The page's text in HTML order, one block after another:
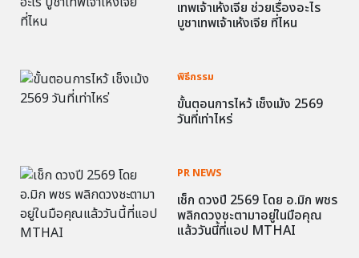
เทพเจ้าเห้งเจีย ช่วยเรื่องอะไร
บูชาเทพเจ้าเห้งเจีย ที่ไหน
พิธีกรรม
ขั้นตอนการไหว้ เช็งเม้ง 2569
วันที่เท่าไหร่
PR NEWS
เช็ก ดวงปี 2569 โดย อ.มิก พชร
พลิกดวงชะตามาอยู่ในมือคุณ
แล้ววันนี้ที่แอป MTHAI